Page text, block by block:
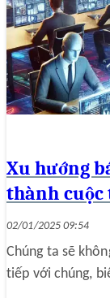
Xu hướng
thành cuộc
02/01/2025 09:54
Chúng ta sẽ
tiếp với chúng,